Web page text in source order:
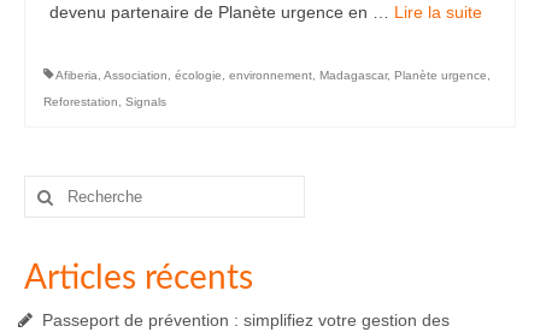
devenu partenaire de Planète urgence en … Lire la suite­­
Afiberia Association écologie environnement Madagascar, Planète urgence
Reforestation
Signals
Rechercher
Articles récents
Passeport de prévention : simplifiez votre gestion des